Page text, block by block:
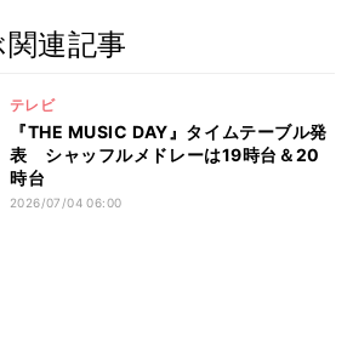
連記事
テレビ
『THE MUSIC DAY』タイムテーブル発
表 シャッフルメドレーは19時台＆20
時台
2026/07/04 06:00